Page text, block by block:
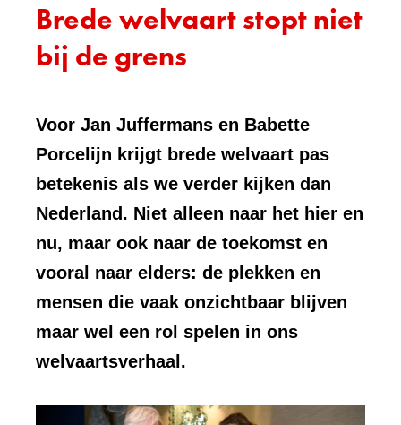
Brede welvaart stopt niet
bij de grens
Voor Jan Juffermans en Babette
Porcelijn krijgt brede welvaart pas
betekenis als we verder kijken dan
Nederland. Niet alleen naar het hier en
nu, maar ook naar de toekomst en
vooral naar elders: de plekken en
mensen die vaak onzichtbaar blijven
maar wel een rol spelen in ons
welvaartsverhaal.